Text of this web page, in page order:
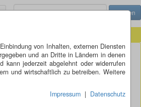
von Inhalten, externen Diensten
und an Dritte in Ländern in denen
kann jederzeit abgelehnt oder widerrufen
und wirtschaftlich zu betreiben. Weitere
Impressum | Datenschutz